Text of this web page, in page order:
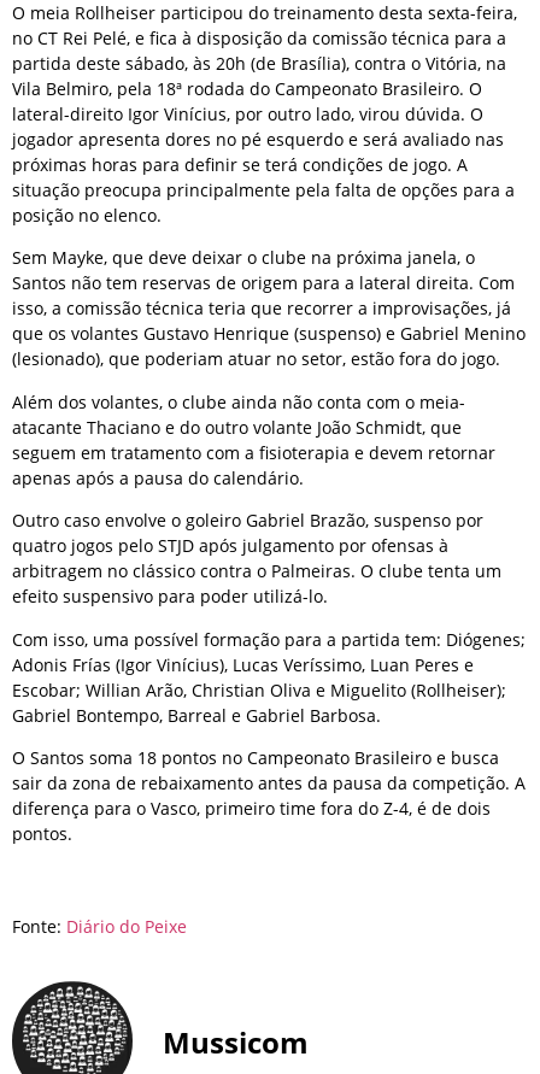
O meia Rollheiser participou do treinamento desta sexta-feira,
no CT Rei Pelé, e fica à disposição da comissão técnica para a
partida deste sábado, às 20h (de Brasília), contra o Vitória, na
Vila Belmiro, pela 18ª rodada do Campeonato Brasileiro. O
lateral-direito Igor Vinícius, por outro lado, virou dúvida. O
jogador apresenta dores no pé esquerdo e será avaliado nas
próximas horas para definir se terá condições de jogo. A
situação preocupa principalmente pela falta de opções para a
posição no elenco.
Sem Mayke, que deve deixar o clube na próxima janela, o
Santos não tem reservas de origem para a lateral direita. Com
isso, a comissão técnica teria que recorrer a improvisações, já
que os volantes Gustavo Henrique (suspenso) e Gabriel Menino
(lesionado), que poderiam atuar no setor, estão fora do jogo.
Além dos volantes, o clube ainda não conta com o meia-
atacante Thaciano e do outro volante João Schmidt, que
seguem em tratamento com a fisioterapia e devem retornar
apenas após a pausa do calendário.
Outro caso envolve o goleiro Gabriel Brazão, suspenso por
quatro jogos pelo STJD após julgamento por ofensas à
arbitragem no clássico contra o Palmeiras. O clube tenta um
efeito suspensivo para poder utilizá-lo.
Com isso, uma possível formação para a partida tem: Diógenes;
Adonis Frías (Igor Vinícius), Lucas Veríssimo, Luan Peres e
Escobar; Willian Arão, Christian Oliva e Miguelito (Rollheiser);
Gabriel Bontempo, Barreal e Gabriel Barbosa.
O Santos soma 18 pontos no Campeonato Brasileiro e busca
sair da zona de rebaixamento antes da pausa da competição. A
diferença para o Vasco, primeiro time fora do Z-4, é de dois
pontos.
Fonte: Diário do Peixe
Mussicom